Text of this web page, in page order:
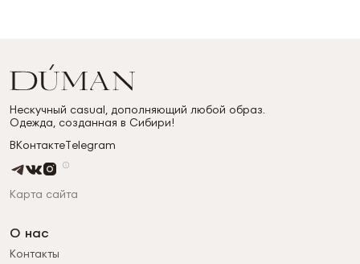
Нескучный casual, дополняющий любой образ.
Одежда, созданная в Сибири!
ВКонтактеTelegram
Карта сайта
О нас
Контакты